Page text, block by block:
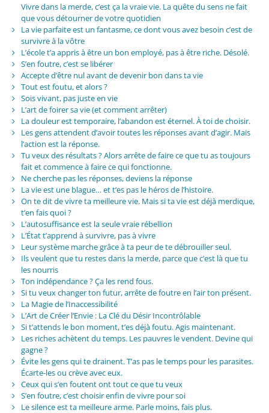
Vivre dans la merde, c’est ça la vraie vie. La quête du sens ne fait
que vous détourner de votre quotidien
La vie parfaite est un fantasme, ce dont vous avez besoin c’est de
survivre à la vôtre
L’école t’a appris à être un bon employé, pas à être riche. Désolé.
S’en foutre, c’est se libérer
Accepte d’être nul avant de devenir bon dans ta vie
Tout est foutu, et alors ?
Sois vivant, pas juste en vie
L’art de foirer sa vie (et comment arrêter)
La douleur est temporaire, l’abandon est éternel. À toi de choisir.
Les gens attendent d’avoir toutes les réponses avant d’agir. Mais
l’action est la réponse.
Tu veux des résultats ? Alors arrête de faire ce que tu as toujours
fait et commence à faire ce qui fonctionne.
Ne cherche pas les réponses, deviens la réponse
La vie est une blague… et t’es pas le héros de l’histoire.
On te dit de vivre ta meilleure vie. Mais si ta vie est déjà merdique,
t’en fais quoi ?
L’autosuffisance est la seule vraie rébellion
L’État t’apprend à survivre, pas à vivre
Leur système marche grâce à ta peur de te débrouiller seul.
Ils veulent que tu restes dans la merde, parce que c’est là que tu
les nourris
Ton indépendance ? Ça les rend fous.
Si tu veux changer ton futur, arrête de foutre en l’air ton présent.
La Magie de l’Inaccessibilité
L’Art de Créer l’Envie : La Clé du Désir Incontrôlable
Si t’attends le bon moment, t’es déjà foutu. Agis maintenant.
Les riches achètent du temps. Les pauvres le vendent. Devine qui
gagne ?
Évite les gens qui te drainent. T’as pas le temps pour les parasites.
Écarte-les ou crève avec eux.
Ceux qui s’en foutent ont tout ce que tu veux
S’en foutre, c’est choisir enfin de vivre pour soi
Le silence est ta meilleure arme. Parle moins, fais plus.